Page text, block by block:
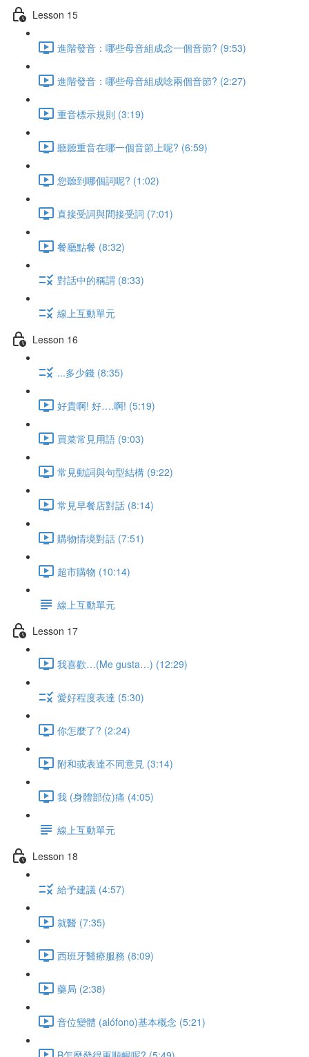
Lesson 15
進階發音：哪些母音組成念一個音節? (9:53)
進階發音：哪些母音組成唸兩個音節? (2:27)
重音標示規則 (3:19)
聽聽重音在哪一個音節上呢? (6:59)
您聽到哪個詞呢? (1:02)
直接受詞與間接受詞 (7:01)
餐廳點餐 (8:32)
對話中的稱謂 (8:33)
線上互動單元
Lesson 16
...多少錢 (8:35)
好貴啊! 好….啊! (5:19)
買菜常見用語 (9:03)
常見動詞與句型結構 (9:22)
常見早餐店對話 (8:14)
購物情境對話 (7:51)
超市購物 (10:14)
線上互動單元
Lesson 17
我喜歡…(Me gusta…) (12:29)
愛好程度表達 (5:30)
你怎麼了? (2:24)
附和或表達不同意見 (3:14)
我 (身體部位)痛 (4:05)
線上互動單元
Lesson 18
給予建議 (4:57)
就醫 (7:35)
西班牙醫療服務 (8:09)
藥局 (2:38)
音位變體 (alófono)基本概念 (5:21)